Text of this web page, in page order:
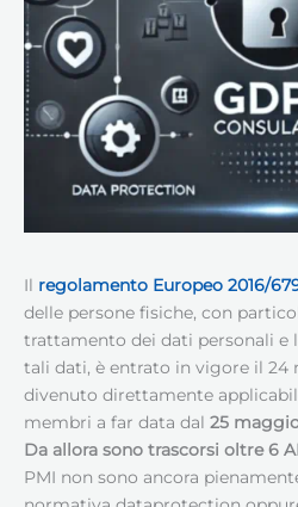
Il regolamento Europeo 2016/
delle persone fisiche, con
trattamento dei dati personali e
tali dati, è entrato in vigore il 24
divenuto direttamente
membri a far data dal 25
Da allora sono trascorsi oltre 6
PMI non sono ancora